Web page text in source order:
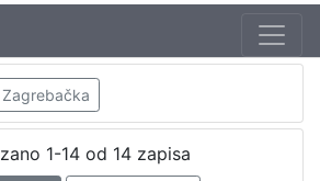
Zagrebačka
1-14 od 14 zapisa